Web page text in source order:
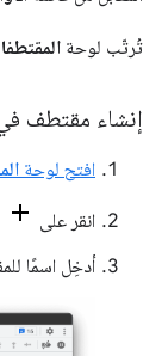
تُرتّب لوحة
إنشاء مقتطف
افتح لوحة
انقر على
أدخِل اسمًا